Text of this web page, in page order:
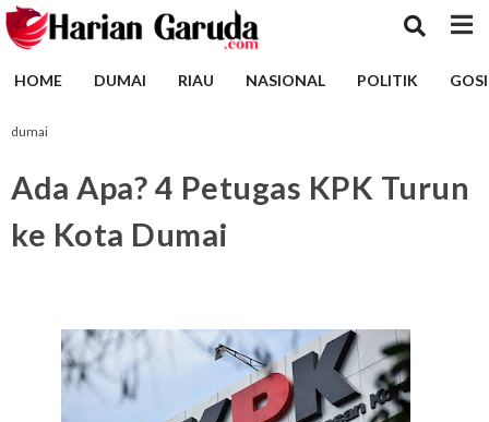
HOME DUMAI RIAU NASIONAL POLITIK
dumai
Ada Apa? 4 Petugas KPK Turun
ke Kota Dumai